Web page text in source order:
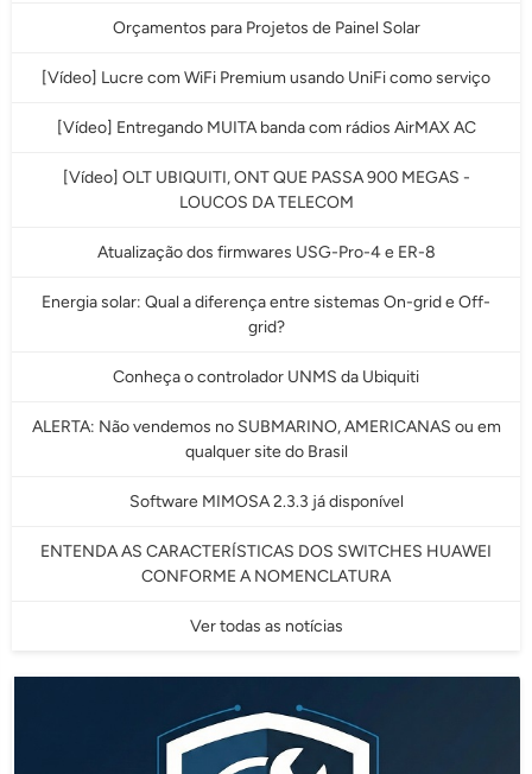
Orçamentos para Projetos de Painel Solar
[Vídeo] Lucre com WiFi Premium usando UniFi como serviço
[Vídeo] Entregando MUITA banda com rádios AirMAX AC
[Vídeo] OLT UBIQUITI, ONT QUE PASSA 900 MEGAS -
LOUCOS DA TELECOM
Atualização dos firmwares USG-Pro-4 e ER-8
Energia solar: Qual a diferença entre sistemas On-grid e Off-
grid?
Conheça o controlador UNMS da Ubiquiti
ALERTA: Não vendemos no SUBMARINO, AMERICANAS ou em
qualquer site do Brasil
Software MIMOSA 2.3.3 já disponível
ENTENDA AS CARACTERÍSTICAS DOS SWITCHES HUAWEI
CONFORME A NOMENCLATURA
Ver todas as notícias